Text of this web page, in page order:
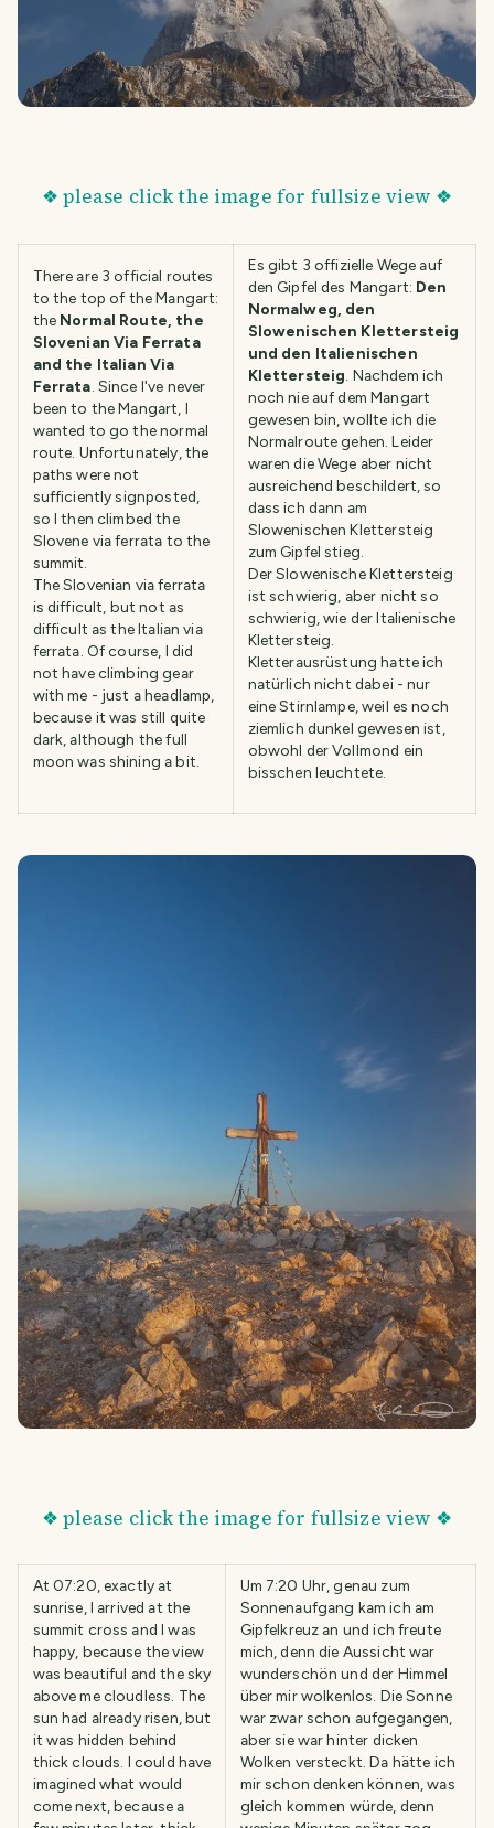
❖ please click the image for fullsize view ❖
There are 3 official routes
to the top of the Mangart:
the Normal Route, the
Slovenian Via Ferrata
and the Italian Via
Ferrata . Since I've never
been to the Mangart, I
wanted to go the normal
route. Unfortunately, the
paths were not
sufficiently signposted,
so I then climbed the
Slovene via ferrata to the
summit.
The Slovenian via ferrata
is difficult, but not as
difficult as the Italian via
ferrata. Of course, I did
not have climbing gear
with me - just a headlamp,
because it was still quite
dark, although the full
moon was shining a bit.
Es gibt 3 offizielle Wege auf
den Gipfel des Mangart: Den
Normalweg, den
Slowenischen Klettersteig
und den Italienischen
Klettersteig . Nachdem ich
noch nie auf dem Mangart
gewesen bin, wollte ich die
Normalroute gehen. Leider
waren die Wege aber nicht
ausreichend beschildert, so
dass ich dann am
Slowenischen Klettersteig
zum Gipfel stieg.
Der Slowenische Klettersteig
ist schwierig, aber nicht so
schwierig, wie der Italienische
Klettersteig.
Kletterausrüstung hatte ich
natürlich nicht dabei - nur
eine Stirnlampe, weil es noch
ziemlich dunkel gewesen ist,
obwohl der Vollmond ein
bisschen leuchtete.
❖ please click the image for fullsize view ❖
At 07:20, exactly at
sunrise, I arrived at the
summit cross and I was
happy, because the view
was beautiful and the sky
above me cloudless. The
sun had already risen, but
it was hidden behind
thick clouds. I could have
imagined what would
come next, because a
Um 7:20 Uhr, genau zum
Sonnenaufgang kam ich am
Gipfelkreuz an und ich freute
mich, denn die Aussicht war
wunderschön und der Himmel
über mir wolkenlos. Die Sonne
war zwar schon aufgegangen,
aber sie war hinter dicken
Wolken versteckt. Da hätte ich
mir schon denken können, was
gleich kommen würde, denn